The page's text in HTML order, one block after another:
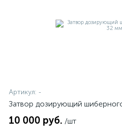
Артикул: -
Затвор дозирующий
10 000 руб. /шт